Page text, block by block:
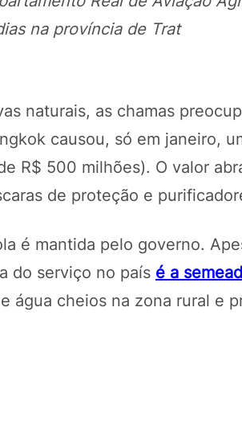
na província de Trat
naturais, as chamas
causou, só em janeiro,
R$ 500 milhões). O valor
de proteção e
é mantida pelo governo.
do serviço no país é a
água cheios na zona rural e